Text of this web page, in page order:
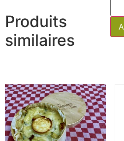
Produits
similaires